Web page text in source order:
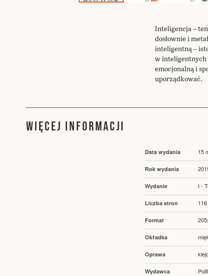
Inteligencja –
dosłownie i
inteligentną –
w inteligentnych
emocjonalną i
uporządkować.
WIĘCEJ INFORMACJI
Więcej
informacji
Data wydania 15
Rok wydania
Wydanie I -
Liczba stron 116
Format
Okładka
Oprawa
Wydawca